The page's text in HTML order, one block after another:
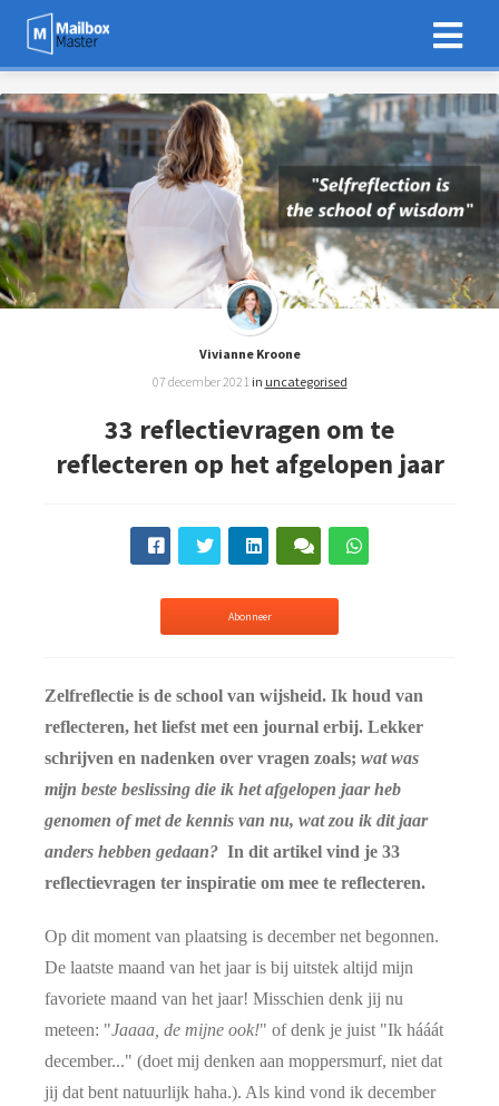
Vivianne Kroone
07 december 2021 in uncategorised
33 reflectievragen om te
reflecteren op het afgelopen jaar
Abonneer
Zelfreflectie is de school van wijsheid. Ik houd van
reflecteren, het liefst met een journal erbij. Lekker
schrijven en nadenken over vragen zoals; wat was
mijn beste beslissing die ik het afgelopen jaar heb
genomen of met de kennis van nu, wat zou ik dit jaar
anders hebben gedaan? In dit artikel vind je 33
reflectievragen ter inspiratie om mee te reflecteren.
Op dit moment van plaatsing is december net begonnen.
De laatste maand van het jaar is bij uitstek altijd mijn
favoriete maand van het jaar! Misschien denk jij nu
meteen: "Jaaaa, de mijne ook!" of denk je juist "Ik hááát
december..." (doet mij denken aan moppersmurf, niet dat
jij dat bent natuurlijk haha.). Als kind vond ik december